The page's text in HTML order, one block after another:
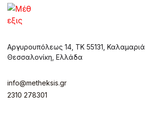
Αργυρουπόλεως 14, ΤΚ 55131, Καλαμαριά
Θεσσαλονίκη, Ελλάδα
info@metheksis.gr
2310 278301